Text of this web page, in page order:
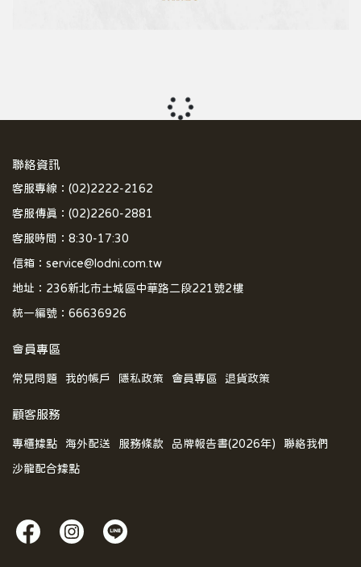
聯絡資訊
客服專線：(02)2222-2162
客服傳真：(02)2260-2881
客服時間：8:30-17:30
信箱：service@lodni.com.tw
地址：236新北市土城區中華路二段221號2樓
統一編號：66636926
會員專區
常見問題 我的帳戶 隱私政策 會員專區 退貨政策
顧客服務
專櫃據點 海外配送 服務條款 品牌報告書(2026年)
聯絡我們
沙龍配合據點